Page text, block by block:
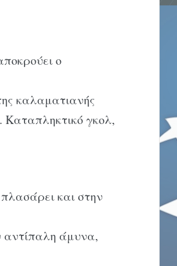
ο
καλαματιανής
γκολ,
και στην
αντίπαλη άμυνα,